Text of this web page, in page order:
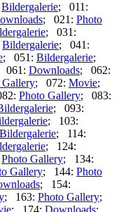
Bildergalerie; 011:
; 021: Photo
; 031:
Bildergalerie; 041:
; 051: Bildergalerie;
061: Downloads; 062:
Gallery; 072: Movie;
Photo Gallery; 083:
; 093:
; 103:
Bildergalerie; 114:
; 124:
Photo Gallery; 134:
Gallery; 144: Photo
; 154:
; 163: Photo Gallery;
; 174: Downloads;